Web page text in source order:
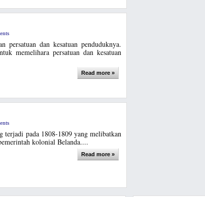
dan kesatuan penduduknya.
memelihara persatuan dan kesatuan
Read more »
terjadi pada 1808-1809 yang melibatkan
kolonial Belanda....
Read more »